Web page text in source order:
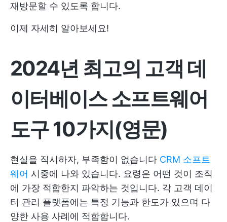
재방문할 수 있도록 합니다.
이제 자세히 알아보세요!
2024년 최고의 고객 데
이터베이스 소프트웨어
도구 10가지(영문)
현실을 직시하자, 부족함이 없습니다 CRM 소프트
웨어 시중에 나와 있습니다. 요령은 어떤 것이 조직
에 가장 적합한지 파악하는 것입니다. 각 고객 데이
터 관리 플랫폼에는 특정 기능과 한도가 있으며 다
양한 사용 사례에 적합합니다.